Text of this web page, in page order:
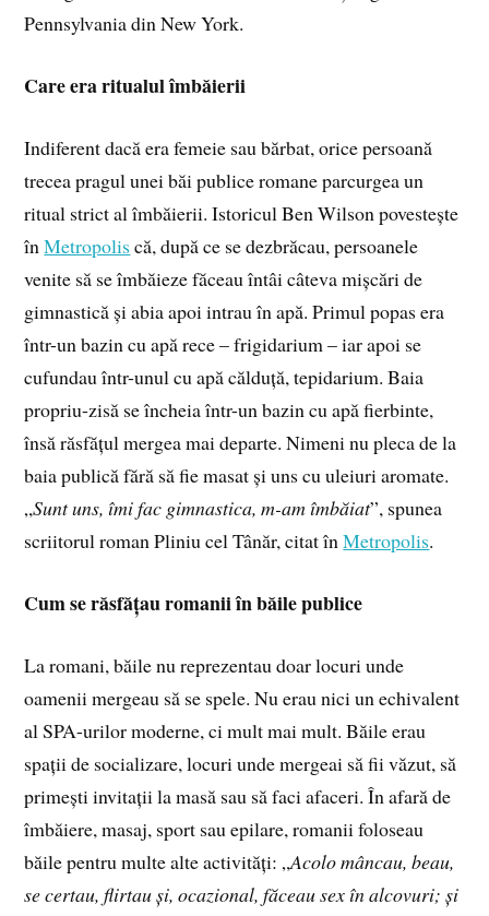
Pennsylvania din New York.
Care era ritualul îmbăierii
Indiferent dacă era femeie sau bărbat, orice persoană
trecea pragul unei băi publice romane parcurgea un
ritual strict al îmbăierii. Istoricul Ben Wilson povestește
înMetropolis că, după ce se dezbrăcau, persoanele
venite să se îmbăieze făceau întâi câteva mișcări de
gimnastică și abia apoi intrau în apă. Primul popas era
într-un bazin cu apă rece – frigidarium – iar apoi se
cufundau într-unul cu apă călduță, tepidarium. Baia
propriu-zisă se încheia într-un bazin cu apă fierbinte,
însă răsfățul mergea mai departe. Nimeni nu pleca de la
baia publică fără să fie masat și uns cu uleiuri aromate.
„Sunt uns, îmi fac gimnastica, m-am îmbăiat”, spunea
scriitorul roman Pliniu cel Tânăr, citat înMetropolis.
Cum se răsfățau romanii în băile publice
La romani, băile nu reprezentau doar locuri unde
oamenii mergeau să se spele. Nu erau nici un echivalent
al SPA-urilor moderne, ci mult mai mult. Băile erau
spații de socializare, locuri unde mergeai să fii văzut, să
primești invitații la masă sau să faci afaceri. În afară de
îmbăiere, masaj, sport sau epilare, romanii foloseau
băile pentru multe alte activități: „Acolo mâncau, beau,
se certau, flirtau și, ocazional, făceau sex în alcovuri; și